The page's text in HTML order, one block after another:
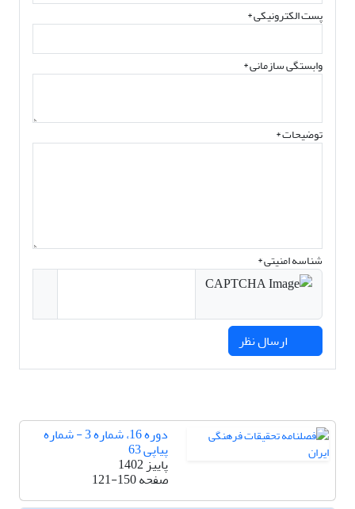
پست الکترونیکی*
وابستگی سازمانی *
توضیحات *
شناسه امنیتی *
دوره 16، شماره 3 - شماره
پیاپی 63
پاییز 1402
صفحه121-150